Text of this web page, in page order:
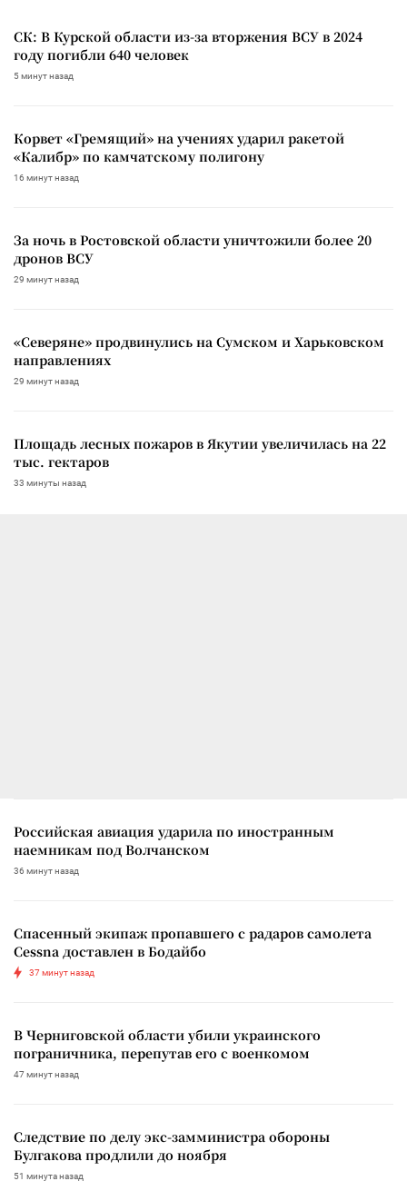
СК: В Курской области из-за вторжения ВСУ в 2024
году погибли 640 человек
5 минут назад
Корвет «Гремящий» на учениях ударил ракетой
«Калибр» по камчатскому полигону
16 минут назад
За ночь в Ростовской области уничтожили более 20
дронов ВСУ
29 минут назад
«Северяне» продвинулись на Сумском и Харьковском
направлениях
29 минут назад
Площадь лесных пожаров в Якутии увеличилась на 22
тыс. гектаров
33 минуты назад
Российская авиация ударила по иностранным
наемникам под Волчанском
36 минут назад
Спасенный экипаж пропавшего с радаров самолета
Cessna доставлен в Бодайбо
37 минут назад
В Черниговской области убили украинского
пограничника, перепутав его с военкомом
47 минут назад
Следствие по делу экс-замминистра обороны
Булгакова продлили до ноября
51 минута назад